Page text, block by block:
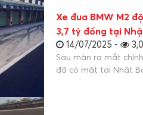
Xe đua BMW M2
3,7 tỷ đồng tại
14/07/2025 -
Sau màn ra mắt
đã có mặt tại Nhật